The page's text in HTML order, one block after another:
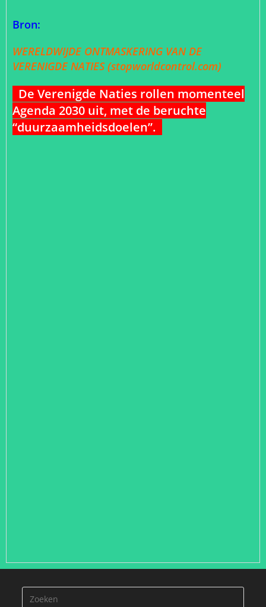
Bron:
WERELDWIJDE ONTMASKERING VAN DE
VERENIGDE NATIES (stopworldcontrol.com)
De Verenigde Naties rollen momenteel
Agenda 2030 uit, met de beruchte
“duurzaamheidsdoelen”.